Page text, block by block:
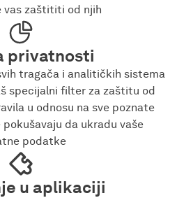
vas zaštititi od njih
privatnosti
tragača i analitičkih sistema
specijalni filter za zaštitu od
u odnosu na sve poznate
da ukradu vaše
podatke
u aplikaciji